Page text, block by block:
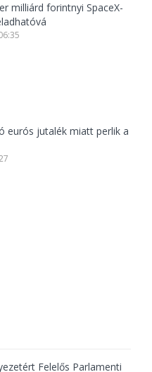
milliárd forintnyi SpaceX-
eurós jutalék miatt perlik a
Felelős Parlamenti